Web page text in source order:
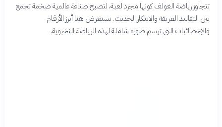
تتجاوز رياضة الغولف كونها مجرد لعبة، لتصبح صناعة عالمية ضخمة تجمع
بين التقاليد العريقة والابتكار الحديث. نستعرض هنا أبرز الأرقام
والإحصائيات التي ترسم صورة شاملة لهذه الرياضة النخبوية.